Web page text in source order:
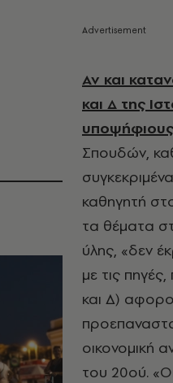
Αν και
και Δ της
Σπουδών,
καθηγητή
τα θέματα
ύλης, «δεν
με τις
και Δ)
οικονομική
του 20ού.